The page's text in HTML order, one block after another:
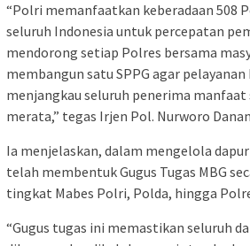
“Polri memanfaatkan keberadaan 508
seluruh Indonesia untuk percepatan
mendorong setiap Polres bersama
membangun satu SPPG agar pelayanan
menjangkau seluruh penerima manfaat
merata,” tegas Irjen Pol. Nurworo
Ia menjelaskan, dalam mengelola dapur
telah membentuk Gugus Tugas MBG
tingkat Mabes Polri, Polda, hingga
“Gugus tugas ini memastikan seluruh